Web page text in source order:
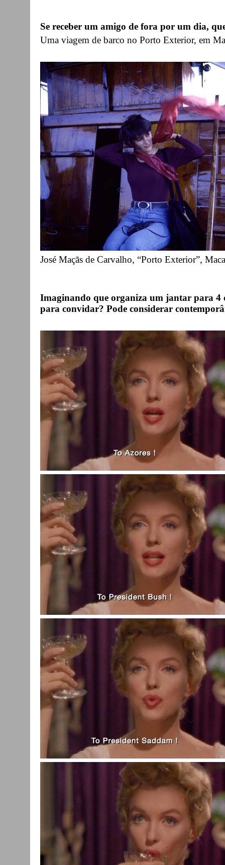
Se receber um amigo de fora por um dia,
Uma viagem de barco no Porto Exterior, em
José Maçãs de Carvalho, “Porto Exterior”,
Imaginando que organiza um jantar para 4
para convidar? Pode considerar